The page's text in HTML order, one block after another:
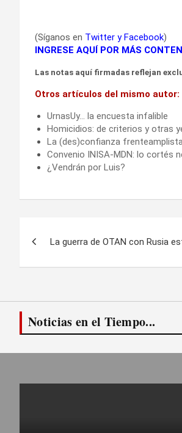
(Síganos en Twitter yFacebook)
INGRESE AQUÍ POR MÁS
Las notas aquí firmadas reflejan
Otros artículos del mismo autor:
UrnasUy… la encuesta infalible
Homicidios: de criterios y otras
La (des)confianza frenteamplista
Convenio INISA-MDN: lo cortés
¿Vendrán por Luis?
La guerra de OTAN con Rusia
Noticias en el Tiempo...